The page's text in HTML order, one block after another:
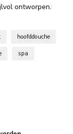
ontworpen.
hoofddouche
spa